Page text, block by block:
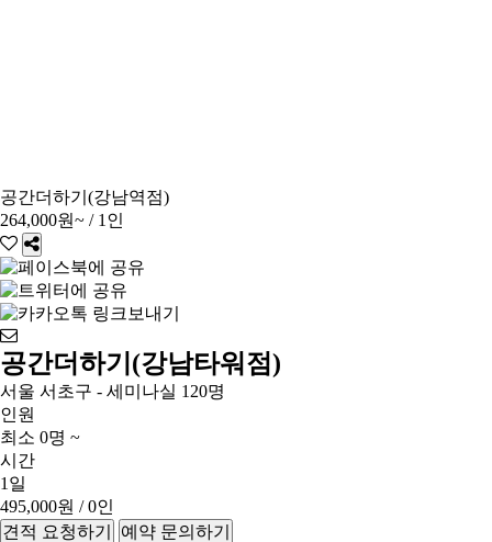
공간더하기(강남역점)
264,000원~ / 1인
공간더하기(강남타워점)
서울 서초구 - 세미나실 120명
인원
최소 0명 ~
시간
1일
495,000원 / 0인
견적 요청하기
예약 문의하기